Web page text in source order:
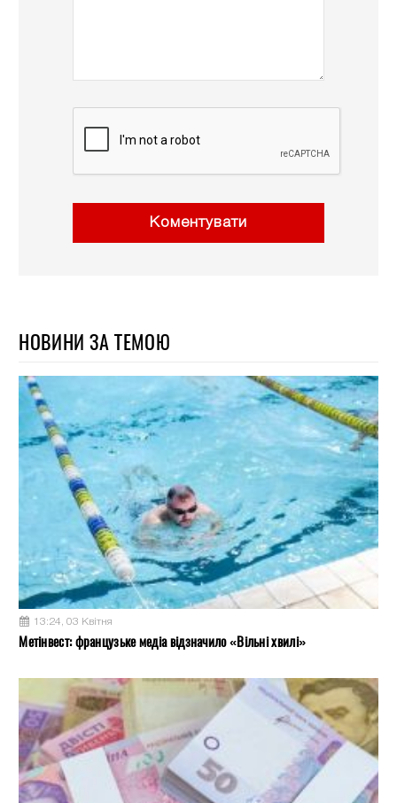
Коментувати
НОВИНИ ЗА ТЕМОЮ
13:24, 03 Квітня
Метінвест: французьке медіа відзначило «Вільні хвилі»